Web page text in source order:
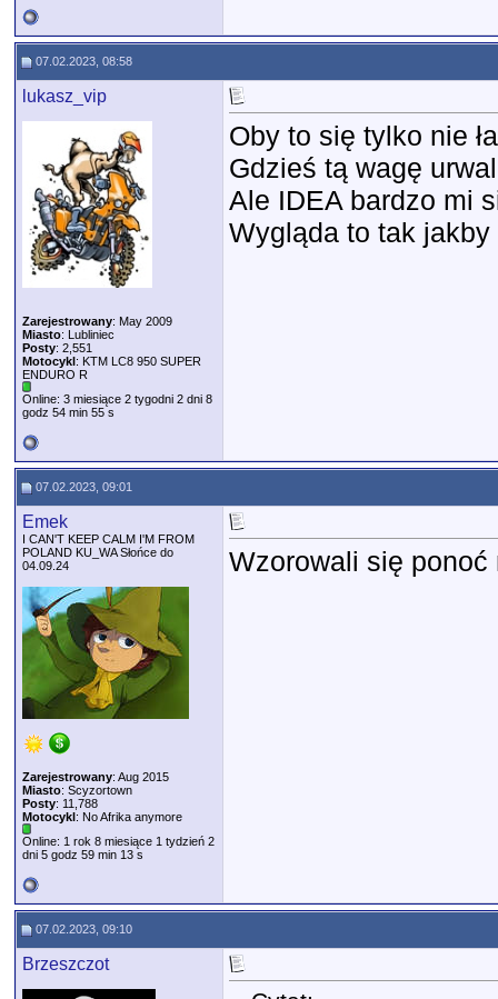
07.02.2023, 08:58
lukasz_vip
Zarejestrowany: May 2009
Miasto: Lubliniec
Posty: 2,551
Motocykl: KTM LC8 950 SUPER
ENDURO R
Online: 3 miesiące 2 tygodni 2 dni 8
godz 54 min 55 s
Oby to się tylko nie
Gdzieś tą wagę
Ale IDEA bardzo mi
Wygląda to tak
07.02.2023, 09:01
Emek
I CAN'T KEEP CALM I'M FROM
POLAND KU_WA Słońce do
04.09.24
Zarejestrowany: Aug 2015
Miasto: Scyzortown
Posty: 11,788
Motocykl: No Afrika anymore
Online: 1 rok 8 miesiące 1 tydzień 2
dni 5 godz 59 min 13 s
Wzorowali się
07.02.2023, 09:10
Brzeszczot